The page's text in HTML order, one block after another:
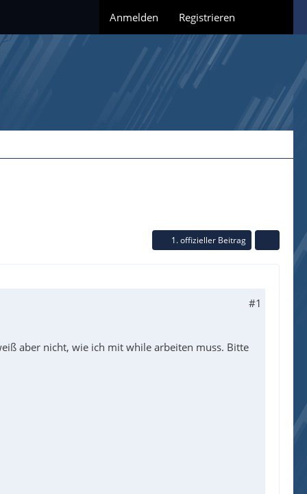
Anmelden Registrieren
1. offizieller Beitrag
#1
aber nicht, wie ich mit while arbeiten muss. Bitte